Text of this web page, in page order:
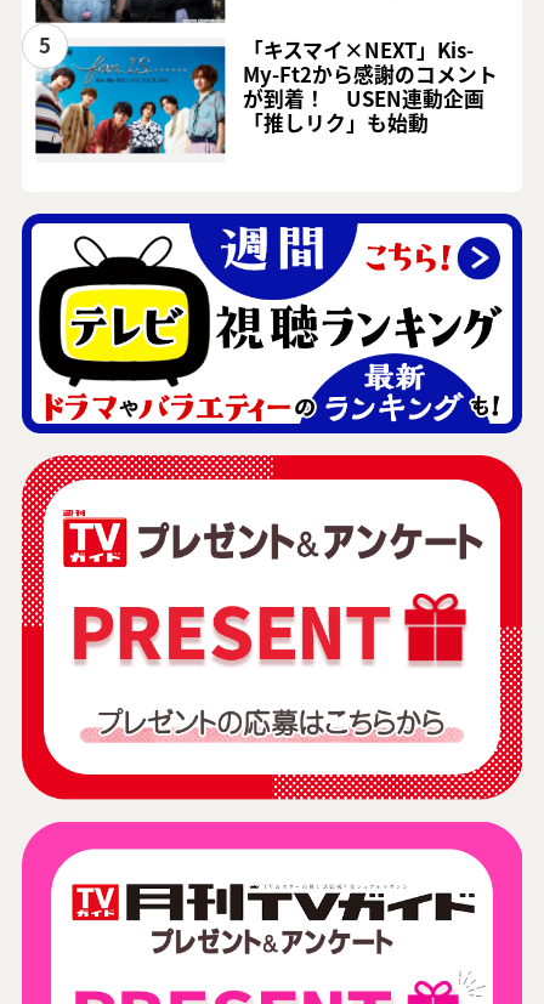
5
「キスマイ×NEXT」Kis-
My-Ft2から感謝のコメント
が到着！ USEN連動企画
「推しリク」も始動